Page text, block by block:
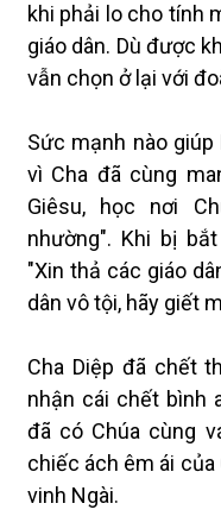
khi phải lo cho tính
giáo dân. Dù được
vẫn chọn ở lại với
Sức mạnh nào
vì Cha đã cùng
Giêsu, học nơi
nhường". Khi bị
"Xin thả các giáo
dân vô tội, hãy giết
Cha Diệp đã chết
nhận cái chết bình
đã có Chúa cùng
chiếc ách êm ái của
vinh Ngài.